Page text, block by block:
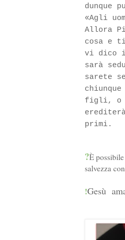
dunque
«Agli
Allora
cosa e ti
vi dico
sarà
sarete
figli, o
primi.
?È
salvezza
!Gesù